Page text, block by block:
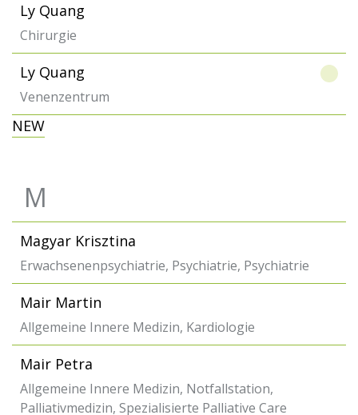
Ly Quang
Chirurgie
Ly Quang
Venenzentrum
NEW
M
Magyar Krisztina
Erwachsenenpsychiatrie, Psychiatrie, Psychiatrie
Mair Martin
Allgemeine Innere Medizin, Kardiologie
Mair Petra
Allgemeine Innere Medizin, Notfallstation,
Palliativmedizin, Spezialisierte Palliative Care